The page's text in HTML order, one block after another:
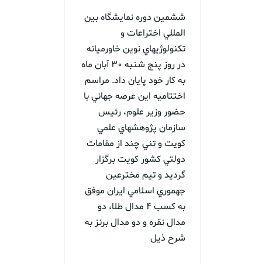
ششمين دوره نمايشگاه بين
المللي اختراعات و
تكنولوژيهاي نوين خاورميانه
در روز پنج شنبه 30 آبان ماه
به كار خود پايان داد. مراسم
اختتاميه اين عرصه جهاني با
حضور وزير علوم، رئيس
سازمان پژوهشهاي علمي
كويت و تني چند از مقامات
دولتي كشور كويت برگزار
گرديد و تيم مخترعين
جهموري اسلامي ايران موفق
به كسب 4 مدال طلا، دو
مدال نقره و دو مدال برنز به
شرح ذيل